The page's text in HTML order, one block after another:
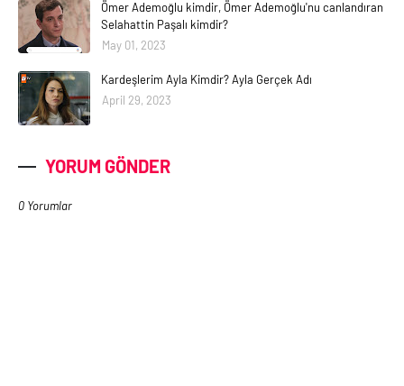
Ömer Ademoğlu kimdir, Ömer Ademoğlu'nu canlandıran
Selahattin Paşalı kimdir?
May 01, 2023
Kardeşlerim Ayla Kimdir? Ayla Gerçek Adı
April 29, 2023
YORUM GÖNDER
0 Yorumlar